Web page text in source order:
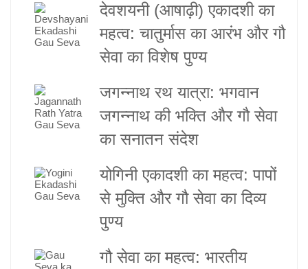
देवशयनी (आषाढ़ी) एकादशी का
महत्व: चातुर्मास का आरंभ और गौ
सेवा का विशेष पुण्य
जगन्नाथ रथ यात्रा: भगवान
जगन्नाथ की भक्ति और गौ सेवा
का सनातन संदेश
योगिनी एकादशी का महत्व: पापों
से मुक्ति और गौ सेवा का दिव्य
पुण्य
गौ सेवा का महत्व: भारतीय